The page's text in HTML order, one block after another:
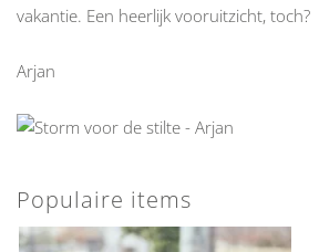
vakantie. Een heerlijk vooruitzicht, toch?
Arjan
Populaire items